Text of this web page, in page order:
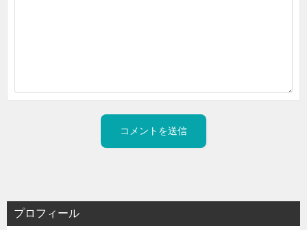
プロフィール